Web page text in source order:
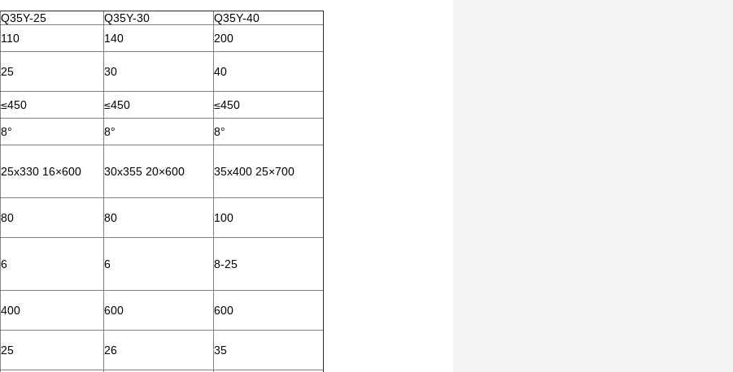
Q35Y-25 Q35Y-30
Q35Y-40
110 140
200
25 30 40
≤450 ≤450
≤450
8° 8°
8°
25x330 16×600 30x355 20×600 35x400 25×700
80 80 100
6 6 8-25
400 600 600
25 26 35